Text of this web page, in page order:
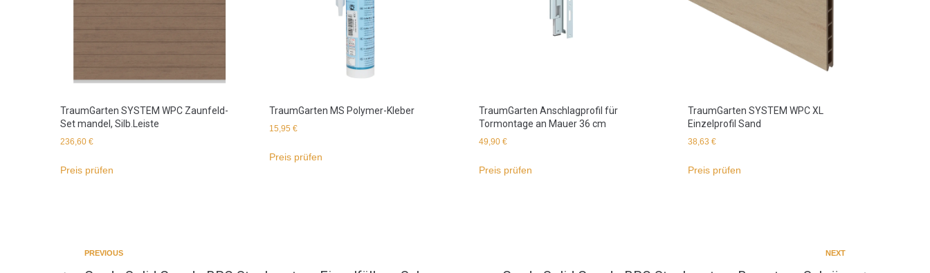
TraumGarten SYSTEM WPC Zaunfeld-
Set mandel, Silb.Leiste
236,60 €
Preis prüfen
TraumGarten MS Polymer-Kleber
15,95€
Preis prüfen
TraumGarten Anschlagprofil für
Tormontage an Mauer 36 cm
49,90 €
Preis prüfen
TraumGarten SYSTEM WPC XL
Einzelprofil Sand
38,63€
Preis prüfen
PREVIOUS NEXT